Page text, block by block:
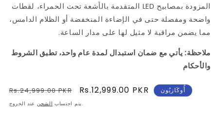
المزودة بمصابيح LED المتقدمة بالأشعة تحت الحمراء، لقطات
واضحة ومفصلة حتى في الإضاءة المنخفضة أو الظلام الدامس،
مما يضمن مراقبة لا مثيل لها على مدار الساعة.
ملاحظة: يأتي مع ضمان استبدال لمدة عام واحد، تطبق الشروط
والأحكام
سعر
عادي
Rs.24,999.00 PKR
سعر
البيع
Rs.12,999.00 PKR أُوكَازيُون
يتم احتساب الشحن عند الخروج.